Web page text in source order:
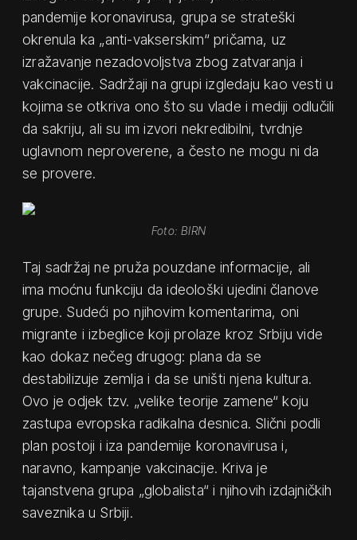
pandemije koronavirusa, grupa se strateški
okrenula ka „anti-vakserskim“ pričama, uz
izražavanje nezadovoljstva zbog zatvaranja i
vakcinacije. Sadržaji na grupi izgledaju kao vesti u
kojima se otkriva ono što su vlade i mediji odlučili
da sakriju, ali su im izvori nekredibilni, tvrdnje
uglavnom neproverene, a često ne mogu ni da
se provere.
Foto: BIRN
Taj sadržaj ne pruža pouzdane informacije, ali
ima moćnu funkciju da ideološki ujedini članove
grupe. Sudeći po njihovim komentarima, oni
migrante i izbeglice koji prolaze kroz Srbiju vide
kao dokaz nečeg drugog: plana da se
destabilizuje zemlja i da se uništi njena kultura.
Ovo je odjek tzv. „velike teorije zamene“ koju
zastupa evropska radikalna desnica. Slični podli
plan postoji i iza pandemije koronavirusa i,
naravno, kampanje vakcinacije. Kriva je
tajanstvena grupa „globalista“ i njihovih izdajničkih
saveznika u Srbiji.